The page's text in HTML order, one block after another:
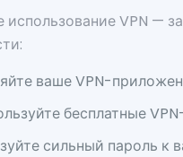
использование VPN —
ваше VPN-
бесплатные
сильный пароль к